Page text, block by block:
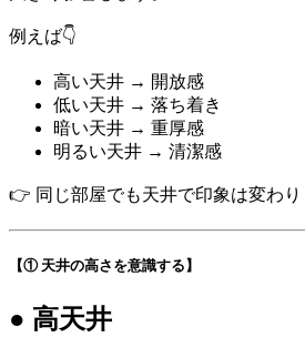
例えば👇
高い天井 → 開放感
低い天井 → 落ち着き
暗い天井 → 重厚感
明るい天井 → 清潔感
👉 同じ部屋でも天井で印象は変わり
【① 天井の高さを意識する】
● 高天井